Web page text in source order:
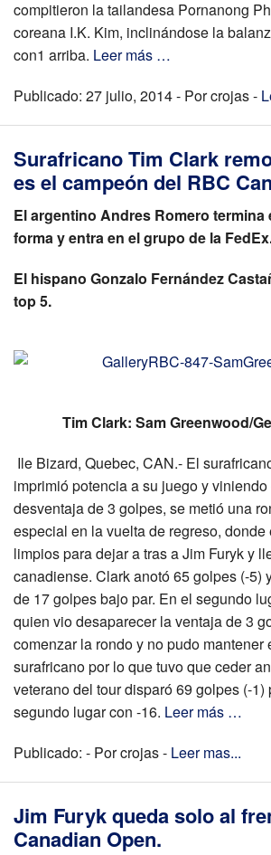
compitieron la tailandesa Pornanong
coreana I.K. Kim, inclinándose la
con1 arriba. Leer más …
Publicado: 27 julio, 2014 - Por crojas -
Surafricano Tim Clark
es el campeón del RBC
El argentino Andres Romero termina
forma y entra en el grupo de la
El hispano Gonzalo Fernández
top 5.
Tim Clark: Sam Greenwood/
Ile Bizard, Quebec, CAN.- El
imprimió potencia a su juego y
desventaja de 3 golpes, se metió una
especial en la vuelta de regreso,
limpios para dejar a tras a Jim Furyk y
canadiense. Clark anotó 65 golpes (-5)
de 17 golpes bajo par. En el segundo
quien vio desaparecer la ventaja de 3
comenzar la rondo y no pudo mantener
surafricano por lo que tuvo que ceder
veterano del tour disparó 69 golpes (-1)
segundo lugar con -16. Leer más …
Publicado: - Por crojas - Leer mas...
Jim Furyk queda solo al
Canadian Open.